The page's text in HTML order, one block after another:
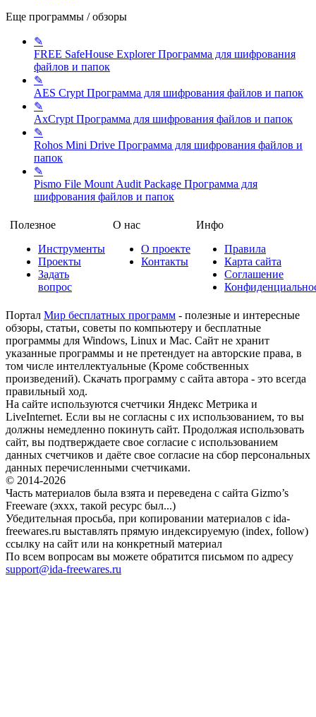
Еще программы / обзоры
✎
FREE SafeHouse ExplorerПрограмма для шифрования
файлов и папок
✎
AES Crypt Программа для шифрования файлов и папок
✎
AxCrypt Программа для шифрования файлов и папок
✎
Rohos Mini Drive Программа для шифрования файлов и
папок
✎
Pismo File Mount Audit Package Программа для
шифрования файлов и папок
Полезное
Инструменты
Проекты
Задать
вопрос
О нас
О проекте
Контакты
Инфо
Правила
Карта сайта
Соглашение
Портал Мир бесплатных программ - полезные и интересные
обзоры, статьи, советы по компьютеру и бесплатные
программы для Windows, Linux и Mac. Сайт не хранит
указанные программы и не претендует на авторские права, в
том числе интеллектуальные (Кроме собственных
произведений). Скачать программу с сайта автора - это всегда
правильный ход.
На сайте используются счетчики Яндекс Метрика и
LiveInternet. Если вы не согласны с их использованием, то вы
должны немедленно покинуть сайт. Продолжая использовать
сайт, вы подтверждаете свое согласие с использованием
данных счетчиков и даёте свое согласие на сбор персональных
данных перечисленными счетчиками.
© 2014-2026
Часть материалов была взята и переведена с сайта Gizmo’s
Freeware (эххх, такой ресурс был...)
Убедительная просьба, при копировании материалов с ida-
freewares.ru выставлять прямую индексируемую (index, follow)
ссылку на сайт или на конкретный материал
По всем вопросам вы можете обратится письмом по адресу
support@ida-freewares.ru